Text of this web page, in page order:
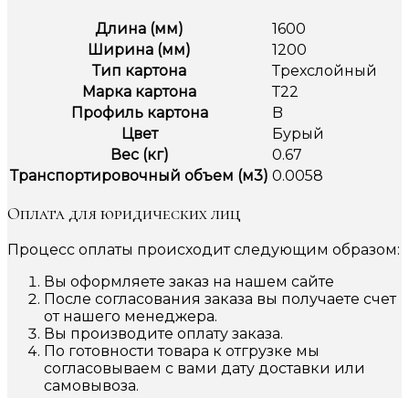
Длина (мм)
1600
Ширина (мм)
1200
Тип картона
Трехслойный
Марка картона
Т22
Профиль картона
B
Цвет
Бурый
Вес (кг)
0.67
Транспортировочный объем (м3) 0.0058
Оплата для юридических лиц
Процесс оплаты происходит следующим образом:
Вы оформляете заказ на нашем сайте
После согласования заказа вы получаете счет
от нашего менеджера.
Вы производите оплату заказа.
По готовности товара к отгрузке мы
согласовываем с вами дату доставки или
самовывоза.